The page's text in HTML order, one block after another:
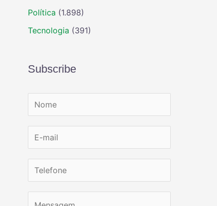
Política (1.898)
Tecnologia (391)
Subscribe